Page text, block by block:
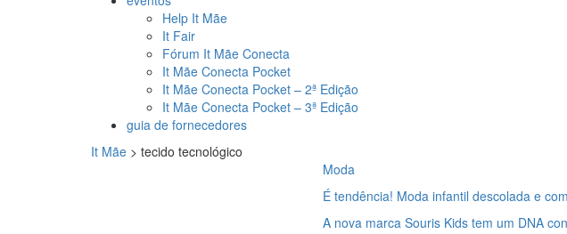
Help It Mãe
It Fair
Fórum It Mãe Conecta
It Mãe Conecta Pocket
It Mãe Conecta Pocket – 2ª Edição
It Mãe Conecta Pocket – 3ª Edição
guia de fornecedores
It Mãe > tecido tecnológico
Moda
É tendência! Moda infantil descolada e
A nova marca Souris Kids tem um DNA